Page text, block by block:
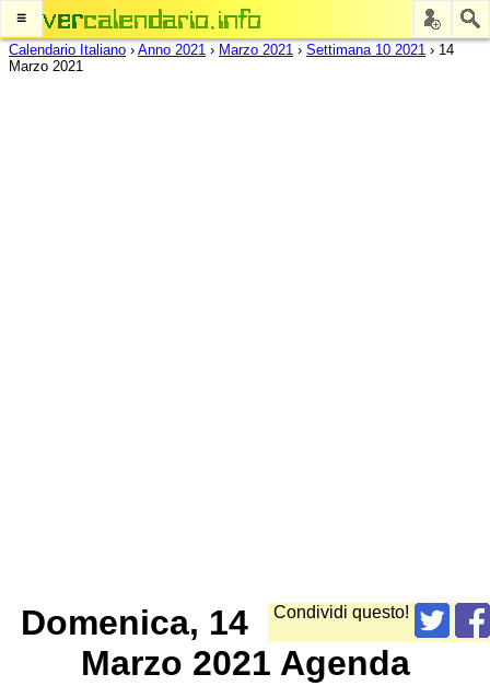
≡
Calendario Italiano › Anno 2021 › Marzo 2021 › Settimana 10 2021 › 14
Marzo 2021
Condividi questo!
Domenica, 14
Marzo 2021 Agenda